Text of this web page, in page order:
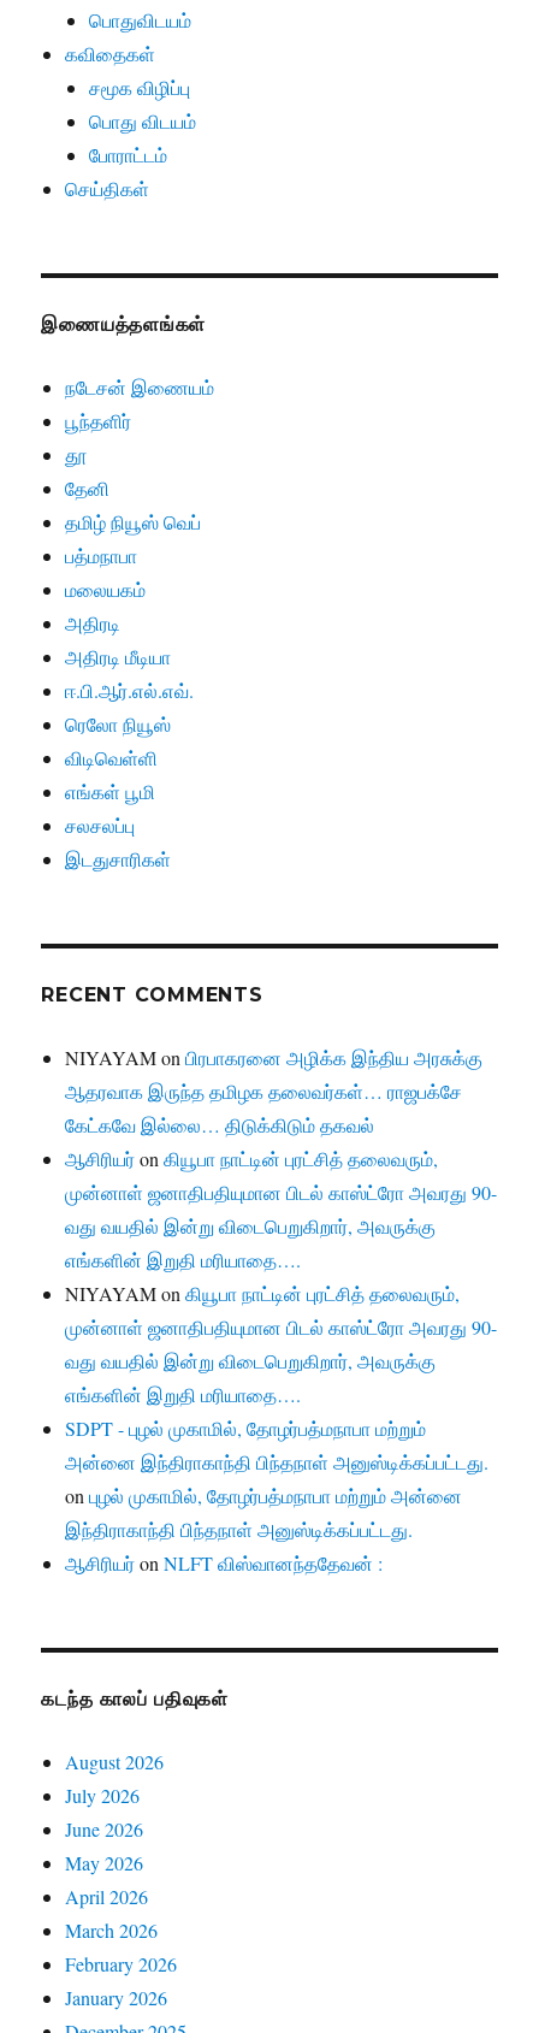
பொதுவிடயம்
கவிதைகள்
சமூக விழிப்பு
பொது விடயம்
போராட்டம்
செய்திகள்
இணையத்தளங்கள்
நடேசன் இணையம்
பூந்தளிர்
தூ
தேனி
தமிழ் நியூஸ் வெப்
பத்மநாபா
மலையகம்
அதிரடி
அதிரடி மீடியா
ஈ.பி.ஆர்.எல்.எவ்.
ரெலோ நியூஸ்
விடிவெள்ளி
எங்கள் பூமி
சலசலப்பு
இடதுசாரிகள்
RECENT COMMENTS
NIYAYAMonபிரபாகரனை அழிக்க இந்திய அரசுக்கு
ஆதரவாக இருந்த தமிழக தலைவர்கள்… ராஜபக்சே
கேட்கவே இல்லை… திடுக்கிடும் தகவல்
ஆசிரியர்onகியூபா நாட்டின் புரட்சித் தலைவரும்,
முன்னாள் ஜனாதிபதியுமான பிடல் காஸ்ட்ரோ அவரது 90-
வது வயதில் இன்று விடைபெறுகிறார், அவருக்கு
எங்களின் இறுதி மரியாதை….
NIYAYAMonகியூபா நாட்டின் புரட்சித் தலைவரும்,
முன்னாள் ஜனாதிபதியுமான பிடல் காஸ்ட்ரோ அவரது 90-
வது வயதில் இன்று விடைபெறுகிறார், அவருக்கு
எங்களின் இறுதி மரியாதை….
SDPT - புழல் முகாமில், தோழர்பத்மநாபா மற்றும்
அன்னை இந்திராகாந்தி பிந்தநாள் அனுஸ்டிக்கப்பட்டது.
onபுழல் முகாமில், தோழர்பத்மநாபா மற்றும் அன்னை
இந்திராகாந்தி பிந்தநாள் அனுஸ்டிக்கப்பட்டது.
ஆசிரியர்onNLFT விஸ்வானந்ததேவன் :
கடந்த காலப் பதிவுகள்
August 2026
July 2026
June 2026
May 2026
April 2026
March 2026
February 2026
January 2026